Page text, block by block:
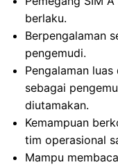
berlaku.
Berpengalaman
pengemudi.
Pengalaman
sebagai
diutamakan.
Kemampuan
tim operasional
Mampu